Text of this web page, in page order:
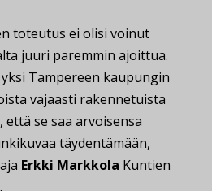
toteutus ei olisi voinut
juuri paremmin ajoittua.
Tampereen kaupungin
vajaasti rakennetuista
se saa arvoisensa
täydentämään,
Erkki Markkola Kuntien